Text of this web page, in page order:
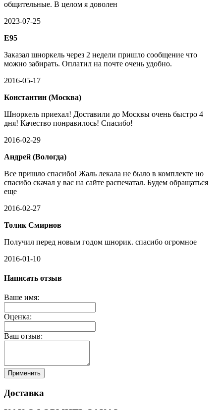
общительные. В целом я доволен
2023-07-25
E95
Заказал шноркель через 2 недели пришло сообщение что
можно забирать. Оплатил на почте очень удобно.
2016-05-17
Константин (Москва)
Шноркель приехал! Доставили до Москвы очень быстро 4
дня! Качество понравилось! Спасибо!
2016-02-29
Андрей (Вологда)
Все пришло спасибо! Жаль лекала не было в комплекте но
спасибо скачал у вас на сайте распечатал. Будем обращаться
еще
2016-02-27
Толик Смирнов
Получил перед новым годом шнорик. спасибо огромное
2016-01-10
Написать отзыв
Ваше имя:
Оценка:
Ваш отзыв:
Применить
Доставка